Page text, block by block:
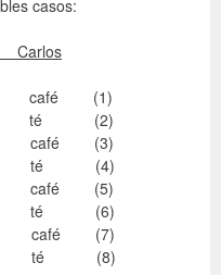
casos:
Carlos
café
(1)
té
(2)
café
(3)
té
(4)
café
(5)
té
(6)
café
(7)
té (8)